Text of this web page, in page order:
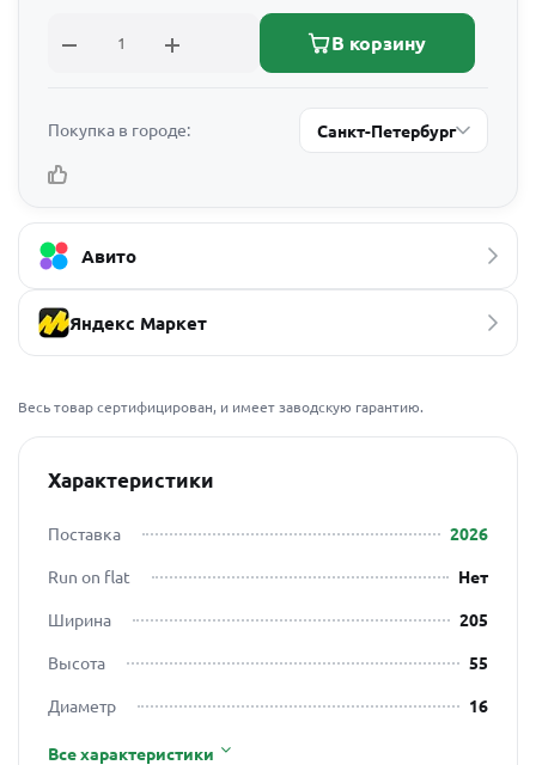
В корзину
Покупка в городе: Санкт-Петербург
Авито
Яндекс Маркет
Весь товар сертифицирован, и имеет заводскую гарантию.
Характеристики
Поставка
2026
Run on flat
Нет
Ширина
205
Высота
55
Диаметр
16
Все характеристики